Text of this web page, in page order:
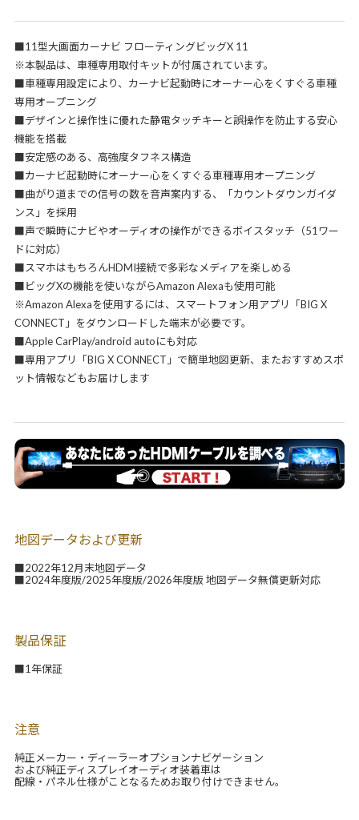
■11型大画面カーナビ フローティングビッグX 11
※本製品は、車種専用取付キットが付属されています。
■車種専用設定により、カーナビ起動時にオーナー心をくすぐる車種
専用オープニング
■デザインと操作性に優れた静電タッチキーと誤操作を防止する安心
機能を搭載
■安定感のある、高強度タフネス構造
■カーナビ起動時にオーナー心をくすぐる車種専用オープニング
■曲がり道までの信号の数を音声案内する、「カウントダウンガイダ
ンス」を採用
■声で瞬時にナビやオーディオの操作ができるボイスタッチ（51ワー
ドに対応）
■スマホはもちろんHDMI接続で多彩なメディアを楽しめる
■ビッグXの機能を使いながらAmazon Alexaも使用可能
※Amazon Alexaを使用するには、スマートフォン用アプリ「BIG X
CONNECT」をダウンロードした端末が必要です。
■Apple CarPlay/android autoにも対応
■専用アプリ「BIG X CONNECT」で簡単地図更新、またおすすめスポ
ット情報などもお届けします
地図データおよび更新
■2022年12月末地図データ
■2024年度版/2025年度版/2026年度版 地図データ無償更新対応
製品保証
■1年保証
注意
純正メーカー・ディーラーオプションナビゲーション
および純正ディスプレイオーディオ装着車は
配線・パネル仕様がことなるためお取り付けできません。